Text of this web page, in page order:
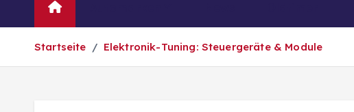
Startseite Elektronik-Tuning: Steuergeräte & Module